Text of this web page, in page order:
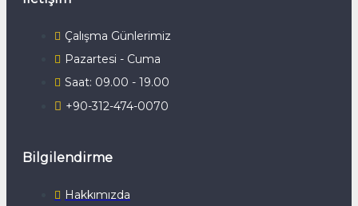
Çalışma Günlerimiz
Pazartesi - Cuma
Saat: 09.00 - 19.00
+90-312-474-0070
Bilgilendirme
Hakkımızda